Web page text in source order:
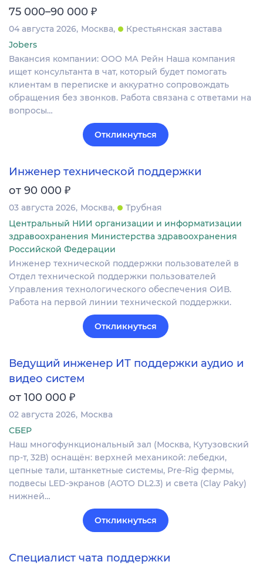
75 000–90 000 ₽
04 августа 2026 Москва
Крестьянская застава
Jobers
Вакансия компании: ООО МА Рейн Наша компания
ищет консультанта в чат, который будет помогать
клиентам в переписке и аккуратно сопровождать
обращения без звонков. Работа связана с ответами на
вопросы…
Откликнуться
Инженер технической поддержки
от 90 000 ₽
03 августа 2026 Москва
Трубная
Центральный НИИ организации и информатизации
здравоохранения Министерства здравоохранения
Российской Федерации
Инженер технической поддержки пользователей в
Отдел технической поддержки пользователей
Управления технологического обеспечения ОИВ.
Работа на первой линии технической поддержки.
Откликнуться
Ведущий инженер ИТ поддержки аудио и
видео систем
от 100 000 ₽
02 августа 2026 Москва
СБЕР
Наш многофункциональный зал (Москва, Кутузовский
пр-т, 32В) оснащён: верхней механикой: лебедки,
цепные тали, штанкетные системы, Pre-Rig фермы,
подвесы LED-экранов (AOTO DL2.3) и света (Clay Paky)
нижней…
Откликнуться
Специалист чата поддержки